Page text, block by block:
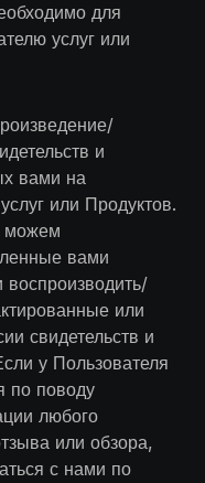
для
услуг или
и
вами на
или Продуктов.
можем
вами
воспроизводить/
или
свидетельств и
у Пользователя
по поводу
любого
или обзора,
с нами по